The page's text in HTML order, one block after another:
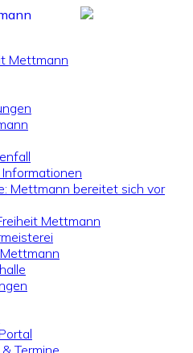
Mettmann
Mettmann bereitet sich vor
Mettmann
Termine